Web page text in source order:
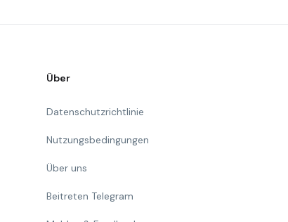
Über
Datenschutzrichtlinie
Nutzungsbedingungen
Über uns
Beitreten Telegram